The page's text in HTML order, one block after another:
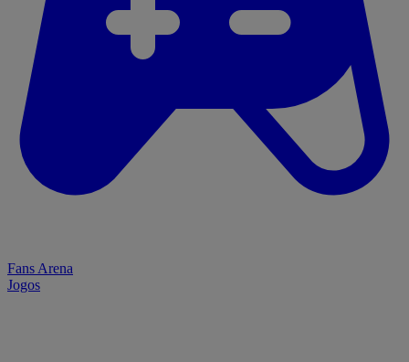
Fans Arena
Jogos